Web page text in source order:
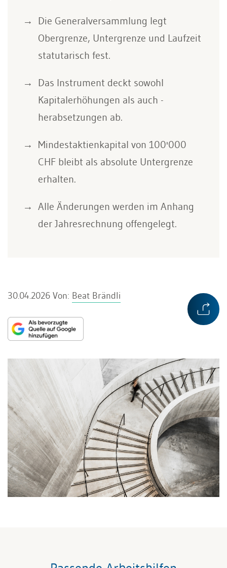
Die Generalversammlung legt
Obergrenze, Untergrenze und Laufzeit
statutarisch fest.
Das Instrument deckt sowohl
Kapitalerhöhungen als auch -
herabsetzungen ab.
Mindestaktienkapital von 100'000
CHF bleibt als absolute Untergrenze
erhalten.
Alle Änderungen werden im Anhang
der Jahresrechnung offengelegt.
30.04.2026 Von: Beat Brändli